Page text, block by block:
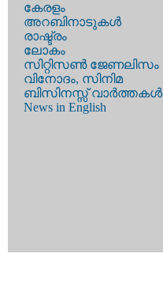
കേരളം
അറബിനാടുകള്‍
രാഷ്ട്രം
ലോകം
സിറ്റിസണ്‍ ജേണലിസം
വിനോദം, സിനിമ
ബിസിനസ്സ് വാര്‍ത്തകള്‍
News in English